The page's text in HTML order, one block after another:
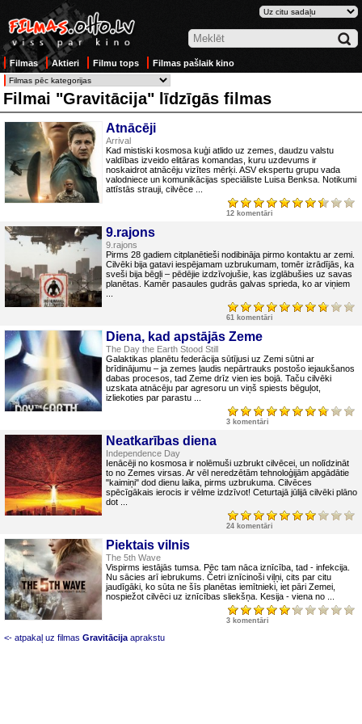
Filmas Aktieri Filmu tops Filmas pašlaik kino
Filmai "Gravitācija" līdzīgās filmas
Atnācēji
Arrival
Kad mistiski kosmosa kuģi atlido uz zemes, daudzu valstu
valdības izveido elitāras komandas, kuru uzdevums ir
noskaidrot atnācēju vizītes mērķi. ASV ekspertu grupu vada
valodniece un komunikācijas speciāliste Luisa Benksa. Notikumi
attīstās strauji, cilvēce ...
12 komentāri
9.rajons
9.rajons
Pirms 28 gadiem citplanētieši nodibināja pirmo kontaktu ar zemi.
Cilvēki bija gatavi iespējamam uzbrukumam, tomēr izrādījās, ka
sveši bija bēgļi – pēdējie izdzīvojušie, kas izglābušies uz savas
planētas. Kamēr pasaules gudrās galvas sprieda, ko ar viņiem
61 komentāri
Diena, kad apstājās Zeme
The Day the Earth Stood Still
Galaktikas planētu federācija sūtījusi uz Zemi sūtni ar
brīdinājumu – ja zemes ļaudis nepārtrauks postošo iejaukšanos
dabas procesos, tad Zeme drīz vien ies bojā. Taču cilvēki
uzskata atnācēju par agresoru un viņš spiests bēguļot,
izliekoties par parastu ...
3 komentāri
Neatkarības diena
Independence Day
Ienācēji no kosmosa ir nolēmuši uzbrukt cilvēcei, un nolīdzināt
to no Zemes virsas. Ar vēl neredzētām tehnoloģijām apgādātie
"kaimiņi" dod dienu laika, pirms uzbrukuma. Cilvēces
spēcīgākais ierocis ir vēlme izdzīvot! Ceturtajā jūlijā cilvēki plāno
dot ...
24 komentāri
Piektais vilnis
The 5th Wave
Vispirms iestājās tumsa. Pēc tam nāca iznīcība, tad - infekcija.
Nu sācies arī iebrukums. Četri iznīcinoši viļņi, cits par citu
jaudīgāki, ko sūta ne šīs planētas iemītnieki, iet pāri Zemei,
nospiežot cilvēci uz iznīcības sliekšņa. Kesija - viena no ...
3 komentāri
<- atpakaļ uz filmas Gravitācija aprakstu